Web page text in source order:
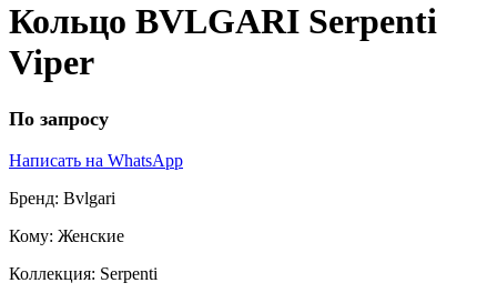
Кольцо BVLGARI Serpenti
Viper
По запросу
Написать на WhatsApp
Бренд: Bvlgari
Кому: Женские
Коллекция: Serpenti